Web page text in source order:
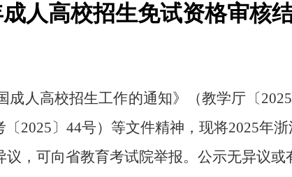
人高校招生免试资格审核
成人高校招生工作的通知》（教学厅〔 2025
〔 2025 〕 44号）等文件精神，现将2025年浙
，可向省教育考试院举报。公示无异议或